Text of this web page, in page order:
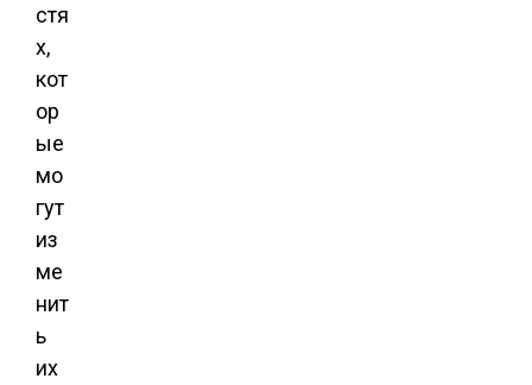
стя
х,
кот
ор
ые
мо
гут
из
ме
нит
ь
их